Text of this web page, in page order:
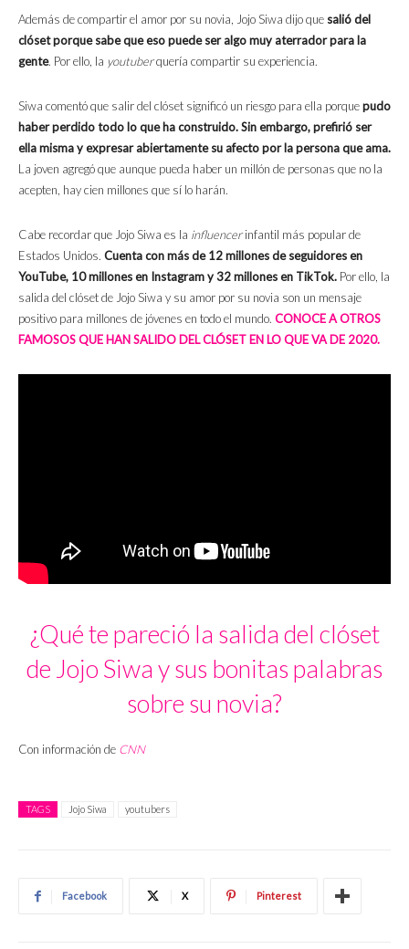
Además de compartir el amor por su novia, Jojo Siwa dijo que salió del
clóset porque sabe que eso puede ser algo muy aterrador para la
gente. Por ello, la youtuberquería compartir su experiencia.
Siwa comentó que salir del clóset significó un riesgo para ella porquepudo
haber perdido todo lo que ha construido. Sin embargo, prefirió ser
ella misma y expresar abiertamente su afecto por la persona que ama.
La joven agregó que aunque pueda haber un millón de personas que no la
acepten, hay cien millones que sí lo harán.
Cabe recordar que Jojo Siwa es la influencerinfantil más popular de
Estados Unidos. Cuenta con más de 12 millones de seguidores en
YouTube, 10 millones en Instagram y 32 millones en TikTok. Por ello, la
salida del clóset de Jojo Siwa y su amor por su novia son un mensaje
positivo para millones de jóvenes en todo el mundo. CONOCE A OTROS
FAMOSOS QUE HAN SALIDO DEL CLÓSET EN LO QUE VA DE 2020.
¿Qué te pareció la salida del clóset
de Jojo Siwa y sus bonitas palabras
sobre su novia?
Con información de CNN
TAGS Jojo Siwa youtubers
Facebook X Pinterest